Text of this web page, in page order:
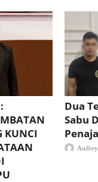
KUNCI
Dua
Sabu
Audrey